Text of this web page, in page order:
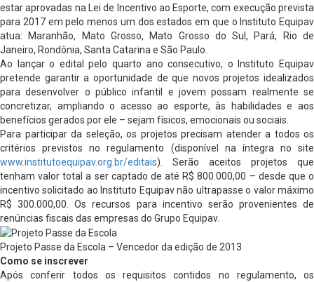
estar aprovadas na Lei de Incentivo ao Esporte, com execução prevista
para 2017 em pelo menos um dos estados em que o Instituto Equipav
atua: Maranhão, Mato Grosso, Mato Grosso do Sul, Pará, Rio de
Janeiro, Rondônia, Santa Catarina e São Paulo.
Ao lançar o edital pelo quarto ano consecutivo, o Instituto Equipav
pretende garantir a oportunidade de que novos projetos idealizados
para desenvolver o público infantil e jovem possam realmente se
concretizar, ampliando o acesso ao esporte, às habilidades e aos
benefícios gerados por ele – sejam físicos, emocionais ou sociais.
Para participar da seleção, os projetos precisam atender a todos os
critérios previstos no regulamento (disponível na íntegra no site
www.institutoequipav.org.br/editais). Serão aceitos projetos que
tenham valor total a ser captado de até R$ 800.000,00 – desde que o
incentivo solicitado ao Instituto Equipav não ultrapasse o valor máximo
R$ 300.000,00. Os recursos para incentivo serão provenientes de
renúncias fiscais das empresas do Grupo Equipav.
Projeto Passe da Escola – Vencedor da edição de 2013
Como se inscrever
Após conferir todos os requisitos contidos no regulamento, os